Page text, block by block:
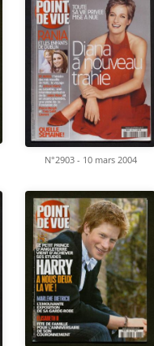
N°2903 - 10 mars 2004